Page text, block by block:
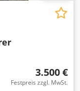
3.500 €
Festpreis zzgl. MwSt.